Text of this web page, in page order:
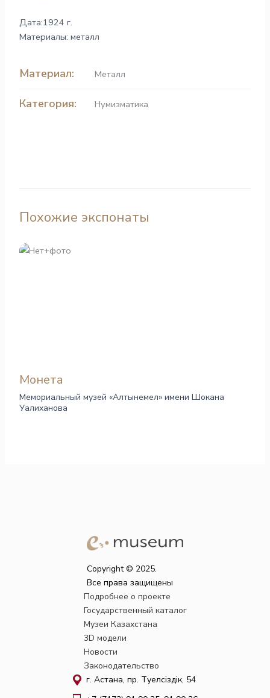
Дата:1924 г.
Материалы: металл
Материал: Металл
Категория: Нумизматика
Похожие экспонаты
Монета
Мемориальный музей «Алтынемел» имени Шокана
Уалиханова
Copyright © 2025.
Все права защищены
Подробнее о проекте
Государственный каталог
Музеи Казахстана
3D модели
Новости
Законодательство
г. Астана, пр. Тәуелсіздік, 54